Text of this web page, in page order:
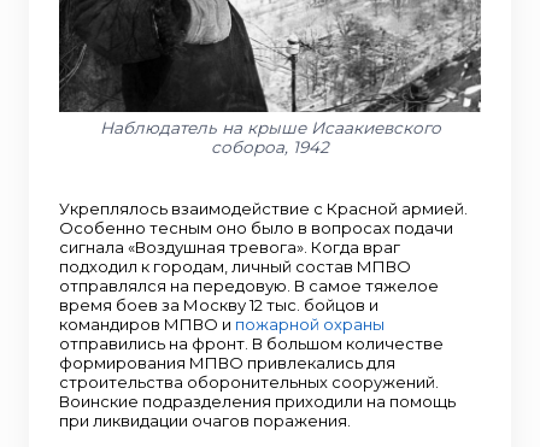
Наблюдатель на крыше Исаакиевского
собороа, 1942
Укреплялось взаимодействие с Красной армией.
Особенно тесным оно было в вопросах подачи
сигнала «Воздушная тревога». Когда враг
подходил к городам, личный состав МПВО
отправлялся на передовую. В самое тяжелое
время боев за Москву 12 тыс. бойцов и
командиров МПВО и пожарной охраны
отправились на фронт. В большом количестве
формирования МПВО привлекались для
строительства оборонительных сооружений.
Воинские подразделения приходили на помощь
при ликвидации очагов поражения.